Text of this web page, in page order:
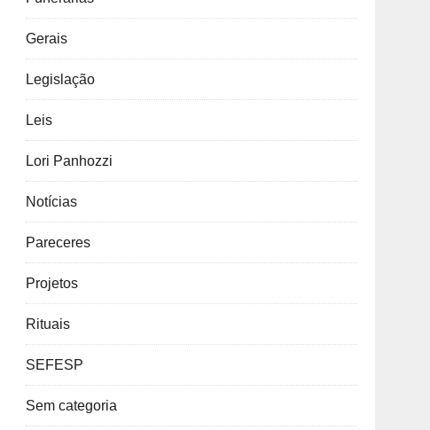
Gerais
Legislação
Leis
Lori Panhozzi
Notícias
Pareceres
Projetos
Rituais
SEFESP
Sem categoria